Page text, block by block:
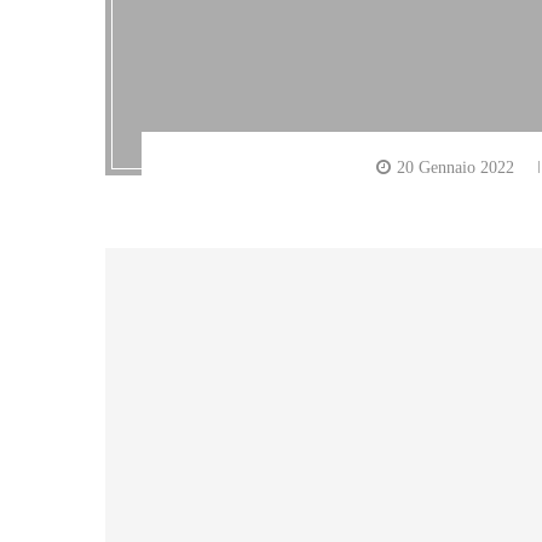
20 Gennaio 2022